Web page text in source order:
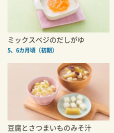
ミックスベジのだしがゆ
5、6カ月頃（初期）
豆腐とさつまいものみそ汁